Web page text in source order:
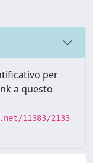
per
a questo
11383/2133